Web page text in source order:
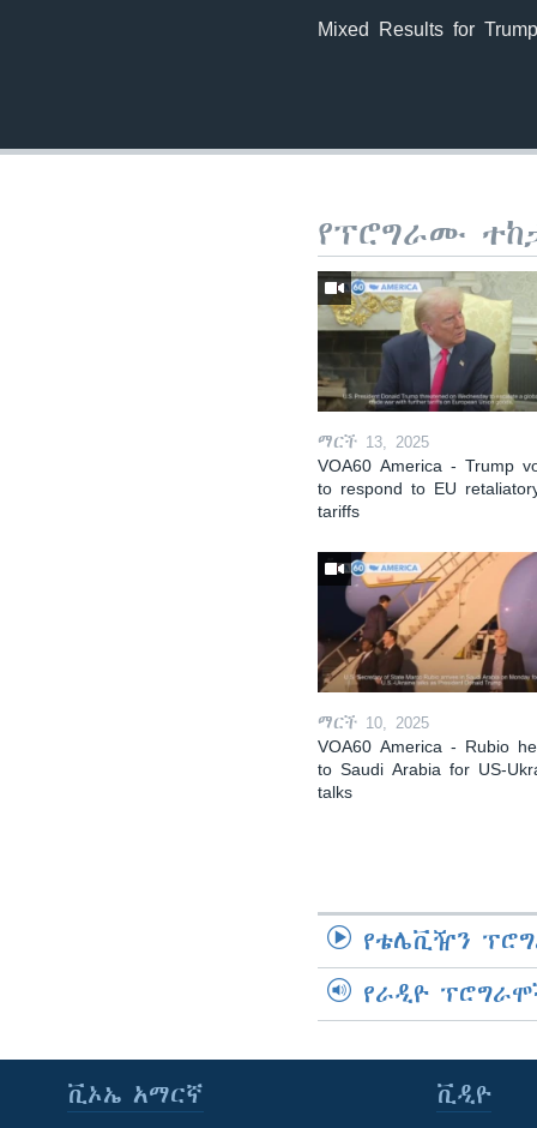
Mixed Results for
የፕሮግራሙ
ማርች 13, 2025
VOA60 America - Trump
to respond to EU
tariffs
ማርች 10, 2025
VOA60 America - Rubio
to Saudi Arabia for US-
talks
የቴሌቪዥን
የራዲዮ
ቪኦኤ አማርኛ ቪዲዮ